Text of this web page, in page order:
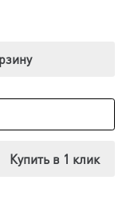
Купить в 1 клик